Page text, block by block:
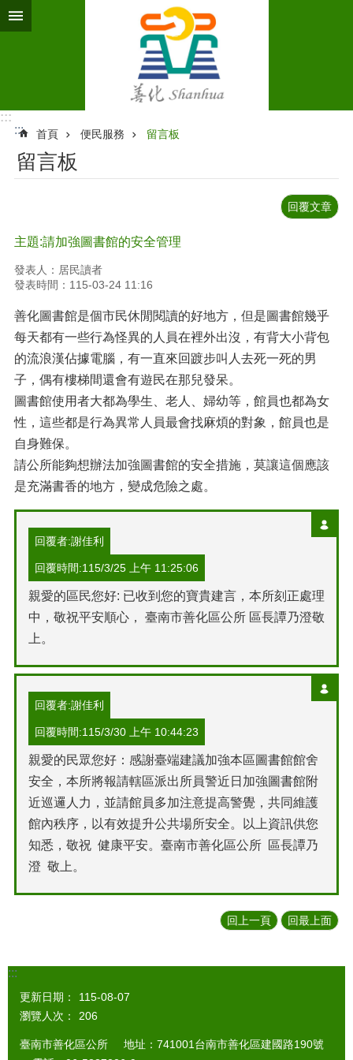
跳到主要內容區塊
:::
:::
首頁 便民服務 留言板
留言板
回覆文章
主題:請加強圖書館的安全管理
發表人：居民讀者
發表時間：115-03-24 11:16
善化圖書館是個市民休閒閱讀的好地方，但是圖書館幾乎
每天都有一些行為怪異的人員在裡外出沒，有背大小背包
的流浪漢佔據電腦，有一直來回踱步叫人去死一死的男
子，偶有樓梯間還會有遊民在那兒發呆。
圖書館使用者大都為學生、老人、婦幼等，館員也都為女
性，這些都是行為異常人員最會找麻煩的對象，館員也是
自身難保。
請公所能夠想辦法加強圖書館的安全措施，莫讓這個應該
是充滿書香的地方，變成危險之處。
回覆者:謝佳利
回覆時間:115/3/25 上午 11:25:06
親愛的區民您好: 已收到您的寶貴建言，本所刻正處理
中，敬祝平安順心， 臺南市善化區公所 區長譚乃澄敬
上。
回覆者:謝佳利
回覆時間:115/3/30 上午 10:44:23
親愛的民眾您好：感謝臺端建議加強本區圖書館館舍
安全，本所將報請轄區派出所員警近日加強圖書館附
近巡邏人力，並請館員多加注意提高警覺，共同維護
館內秩序，以有效提升公共場所安全。以上資訊供您
知悉，敬祝 健康平安。臺南市善化區公所 區長譚乃
澄 敬上。
回上一頁 回最上面
:::
更新日期：
115-08-07
瀏覽人次：
206
臺南市善化區公所 地址：741001台南市善化區建國路190號